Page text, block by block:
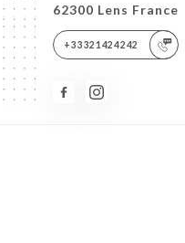
62300 Lens France
+33321424242